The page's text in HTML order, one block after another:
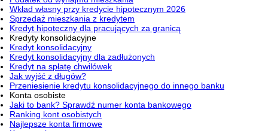
Wkład własny przy kredycie hipotecznym 2026
Sprzedaż mieszkania z kredytem
Kredyt hipoteczny dla pracujących za granicą
Kredyty konsolidacyjne
Kredyt konsolidacyjny
Kredyt konsolidacyjny dla zadłużonych
Kredyt na spłatę chwilówek
Jak wyjść z długów?
Przeniesienie kredytu konsolidacyjnego do innego banku
Konta osobiste
Jaki to bank? Sprawdź numer konta bankowego
Ranking kont osobistych
Najlepsze konta firmowe